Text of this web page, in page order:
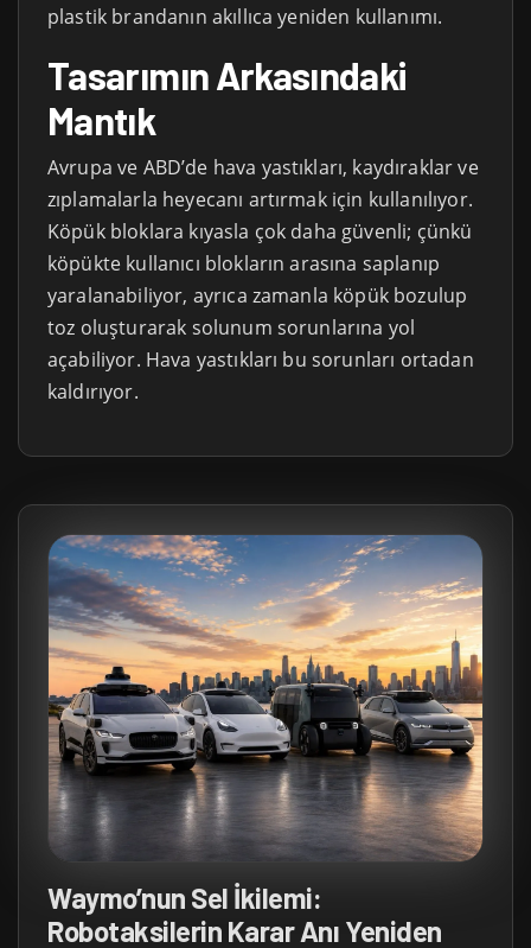
plastik brandanın akıllıca yeniden kullanımı.
Tasarımın Arkasındaki
Mantık
Avrupa ve ABD’de hava yastıkları, kaydıraklar ve
zıplamalarla heyecanı artırmak için kullanılıyor.
Köpük bloklara kıyasla çok daha güvenli; çünkü
köpükte kullanıcı blokların arasına saplanıp
yaralanabiliyor, ayrıca zamanla köpük bozulup
toz oluşturarak solunum sorunlarına yol
açabiliyor. Hava yastıkları bu sorunları ortadan
kaldırıyor.
Waymo’nun Sel İkilemi:
Robotaksilerin Karar Anı Yeniden